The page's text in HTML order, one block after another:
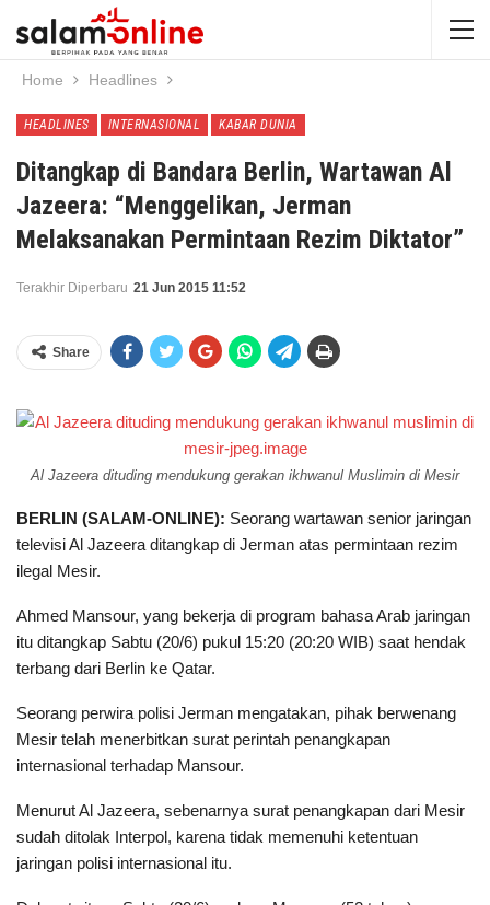
Home Headlines
HEADLINES INTERNASIONAL KABAR DUNIA
Ditangkap di Bandara Berlin, Wartawan Al
Jazeera: “Menggelikan, Jerman
Melaksanakan Permintaan Rezim Diktator”
Terakhir Diperbaru 21 Jun 2015 11:52
Share
Al Jazeera dituding mendukung gerakan ikhwanul Muslimin di Mesir
BERLIN (SALAM-ONLINE): Seorang wartawan senior jaringan
televisi Al Jazeera ditangkap di Jerman atas permintaan rezim
ilegal Mesir.
Ahmed Mansour, yang bekerja di program bahasa Arab jaringan
itu ditangkap Sabtu (20/6) pukul 15:20 (20:20 WIB) saat hendak
terbang dari Berlin ke Qatar.
Seorang perwira polisi Jerman mengatakan, pihak berwenang
Mesir telah menerbitkan surat perintah penangkapan
internasional terhadap Mansour.
Menurut Al Jazeera, sebenarnya surat penangkapan dari Mesir
sudah ditolak Interpol, karena tidak memenuhi ketentuan
jaringan polisi internasional itu.